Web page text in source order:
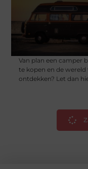
Van plan een camper
te kopen en de wereld
ontdekken? Let dan